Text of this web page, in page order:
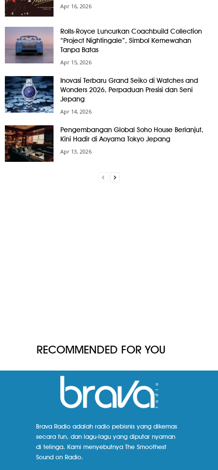
Apr 16, 2026
Rolls-Royce Luncurkan Coachbuild Collection
“Project Nightingale”, Simbol Kemewahan
Tanpa Batas
Apr 15, 2026
Inovasi Terbaru Grand Seiko di Watches and
Wonders 2026, Perpaduan Presisi dan Seni
Jepang
Apr 14, 2026
Pengembangan Global Soho House Berlanjut,
Kini Hadir di Aoyama Tokyo Jepang
Apr 13, 2026
RECOMMENDED FOR YOU
Brava Radio adalah radio pebisnis yang dikemas
secara fun, dan lagu-lagu yang diputar nyaman
di telinga. Kami menyebutnya The Smoothest
Sound on Radio.